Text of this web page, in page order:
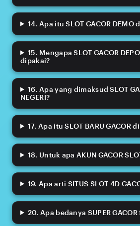
14. Apa itu SLOT GACOR DEMO
15. Mengapa SLOT GACOR
dipakai?
16. Apa yang dimaksud SLOT
NEGERI?
17. Apa itu SLOT BARU GACOR
18. Untuk apa AKUN GACOR
19. Apa arti SITUS SLOT 4D
20. Apa bedanya SUPER GACOR